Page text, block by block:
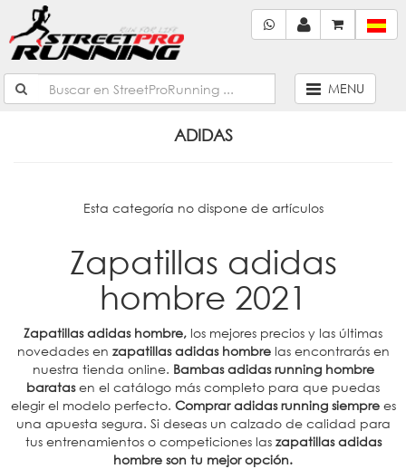
MENU
ADIDAS
Esta categoría no dispone de artículos
Zapatillas adidas
hombre 2021
Zapatillas adidas hombre, los mejores precios y las últimas
novedades en zapatillas adidas hombrelas encontrarás en
nuestra tienda online. Bambas adidas running hombre
baratasen el catálogo más completo para que puedas
elegir el modelo perfecto. Comprar adidas running siempre es
una apuesta segura. Si deseas un calzado de calidad para
tus entrenamientos o competiciones las zapatillas adidas
hombre son tu mejor opción.